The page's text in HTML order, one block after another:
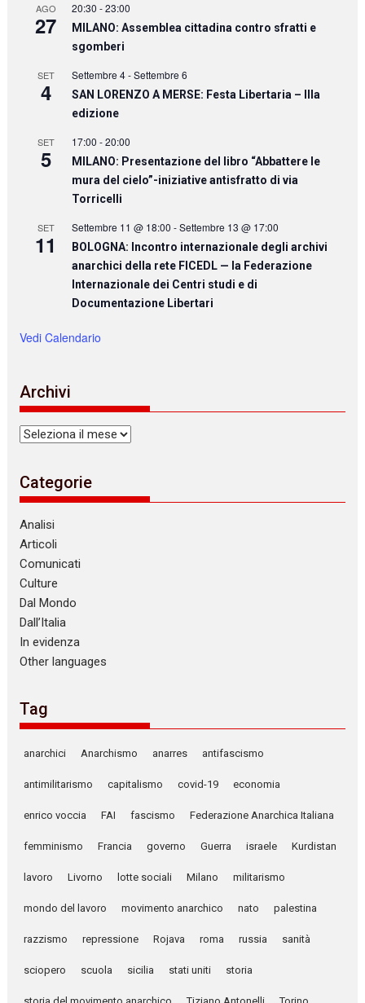
AGO
27
20:30 -23:00
MILANO: Assemblea cittadina contro sfratti e
sgomberi
SET
4
Settembre 4-Settembre 6
SAN LORENZO A MERSE: Festa Libertaria – IIIa
edizione
SET
5
17:00 -20:00
MILANO: Presentazione del libro “Abbattere le
mura del cielo”-iniziative antisfratto di via
Torricelli
SET
11
Settembre 11 @ 18:00 -Settembre 13 @ 17:00
BOLOGNA: Incontro internazionale degli archivi
anarchici della rete FICEDL — la Federazione
Internazionale dei Centri studi e di
Documentazione Libertari
Vedi Calendario
Archivi
Archivi
Categorie
Analisi
Articoli
Comunicati
Culture
Dal Mondo
Dall’Italia
In evidenza
Other languages
Tag
anarchici Anarchismo anarres antifascismo
antimilitarismo capitalismo covid-19 economia
enrico voccia FAI fascismo Federazione Anarchica Italiana
femminismo Francia governo Guerra israele Kurdistan
lavoro Livorno lotte sociali Milano militarismo
mondo del lavoro movimento anarchico nato palestina
razzismo repressione Rojava roma russia sanità
sciopero scuola sicilia stati uniti storia